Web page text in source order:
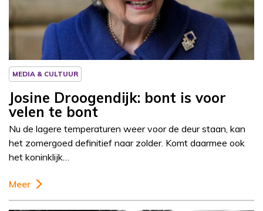
Josine Droogendijk
MEDIA & CULTUUR
Josine Droogendijk: bont is voor
velen te bont
Nu de lagere temperaturen weer voor de deur staan, kan
het zomergoed definitief naar zolder. Komt daarmee ook
het koninklijk…
Meer